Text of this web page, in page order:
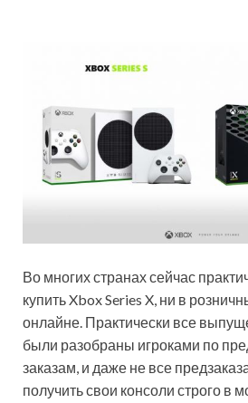
Во многих странах сейчас
купить Xbox Series X, ни в
онлайне. Практически все
были разобраны игроками по
заказам, и даже не все
получить свои консоли строго в